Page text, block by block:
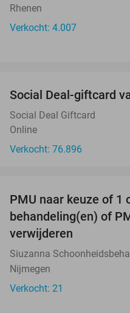
Rhenen
Verkocht: 4.007
Social Deal-giftcard
Social Deal Giftcard
Online
Verkocht: 76.896
PMU naar keuze of 1
behandeling(en) of
verwijderen
Siuzanna
Nijmegen
Verkocht: 21